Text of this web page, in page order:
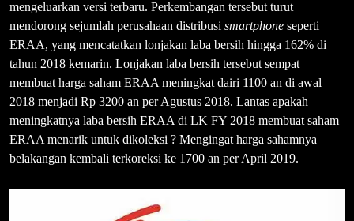
mengeluarkan versi terbaru. Perkembangan tersebut turut
mendorong sejumlah perusahaan distribusi smartphone seperti
ERAA, yang mencatatkan lonjakan laba bersih hingga 162% di
tahun 2018 kemarin. Lonjakan laba bersih tersebut sempat
membuat harga saham ERAA meningkat dairi 1100 an di awal
2018 menjadi Rp 3200 an per Agustus 2018. Lantas apakah
meningkatnya laba bersih ERAA di LK FY 2018 membuat saham
ERAA menarik untuk dikoleksi ? Mengingat harga sahamnya
belakangan kembali terkoreksi ke 1700 an per April 2019.